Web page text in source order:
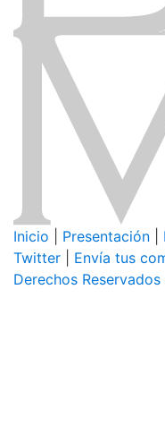
Inicio Presentación
Twitter
Envía tus
Derechos